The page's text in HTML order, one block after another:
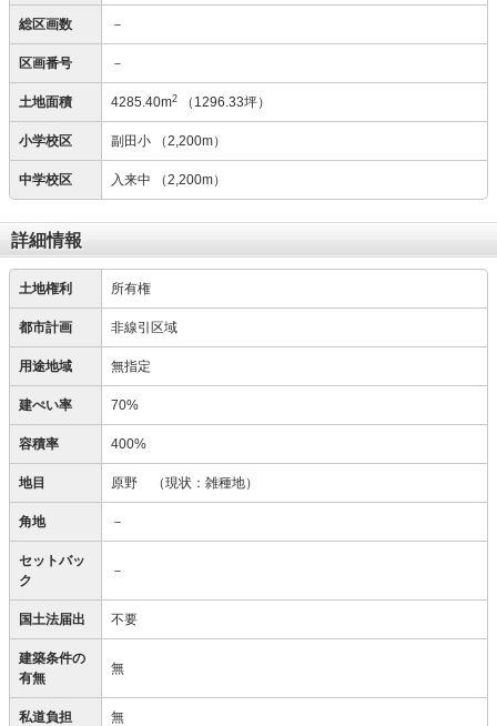
総区画数 －
区画番号 －
土地面積 4285.40m2 （1296.33坪）
小学校区 副田小 （2,200m）
中学校区 入来中 （2,200m）
詳細情報
土地権利 所有権
都市計画 非線引区域
用途地域 無指定
建ぺい率 70%
容積率 400%
地目 原野 （現状：雑種地）
角地 －
セットバッ
ク
－
国土法届出 不要
建築条件の
有無
無
私道負担 無